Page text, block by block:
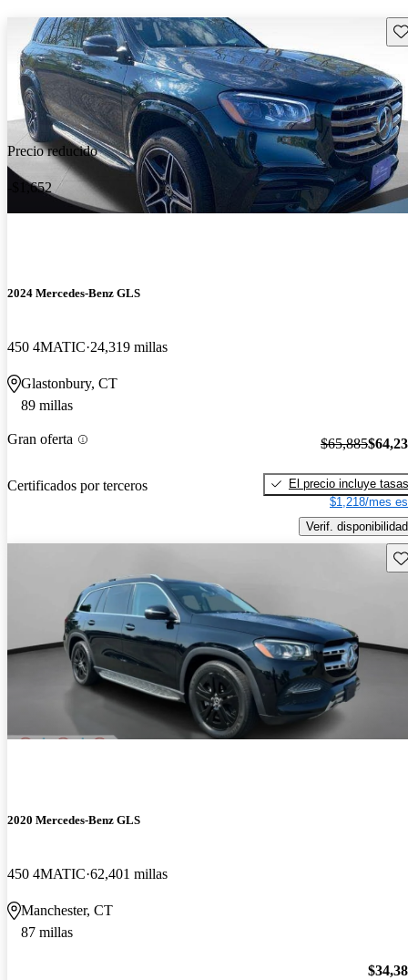
Precio reducido
-$1,652
2024 Mercedes-Benz GLS
450 4MATIC 24,319 millas
Glastonbury, CT
89 millas
Gran oferta
Certificados por terceros
$65,885
El precio incluye tasas
$1,218/mes
Verif. disponibilidad
2020 Mercedes-Benz GLS
450 4MATIC 62,401 millas
Manchester, CT
87 millas